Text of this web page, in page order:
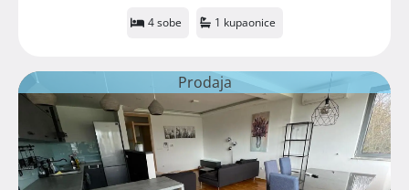
4 sobe 1 kupaonice
Prodaja